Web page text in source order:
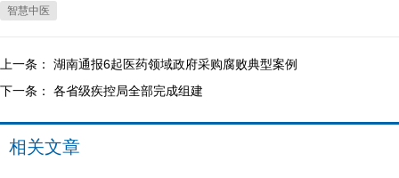
智慧中医
上一条： 湖南通报6起医药领域政府采购腐败典型案例
下一条： 各省级疾控局全部完成组建
相关文章